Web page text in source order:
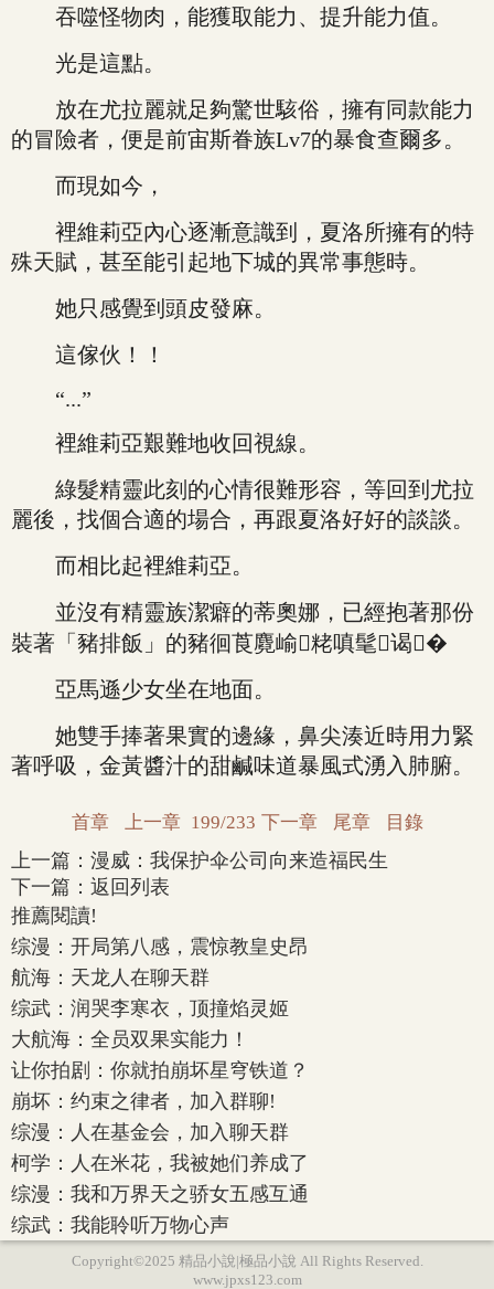
吞噬怪物肉，能獲取能力、提升能力值。
光是這點。
放在尤拉麗就足夠驚世駭俗，擁有同款能力
的冒險者，便是前宙斯眷族Lv7的暴食查爾多。
而現如今，
裡維莉亞內心逐漸意識到，夏洛所擁有的特
殊天賦，甚至能引起地下城的異常事態時。
她只感覺到頭皮發麻。
這傢伙！！
“...”
裡維莉亞艱難地收回視線。
綠髮精靈此刻的心情很難形容，等回到尤拉
麗後，找個合適的場合，再跟夏洛好好的談談。
而相比起裡維莉亞。
並沒有精靈族潔癖的蒂奧娜，已經抱著那份
裝著「豬排飯」的豬徊莨麑崳粩嗔髦谒�
亞馬遜少女坐在地面。
她雙手捧著果實的邊緣，鼻尖湊近時用力緊
著呼吸，金黃醬汁的甜鹹味道暴風式湧入肺腑。
首章 上一章 199/233 下一章 尾章 目錄
上一篇： 漫威：我保护伞公司向来造福民生
下一篇： 返回列表
推薦閱讀!
综漫：开局第八感，震惊教皇史昂
航海：天龙人在聊天群
综武：润哭李寒衣，顶撞焰灵姬
大航海：全员双果实能力！
让你拍剧：你就拍崩坏星穹铁道？
崩坏：约束之律者，加入群聊!
综漫：人在基金会，加入聊天群
柯学：人在米花，我被她们养成了
综漫：我和万界天之骄女五感互通
综武：我能聆听万物心声
Copyright©2025 精品小說|極品小說 All Rights Reserved.
www.jpxs123.com